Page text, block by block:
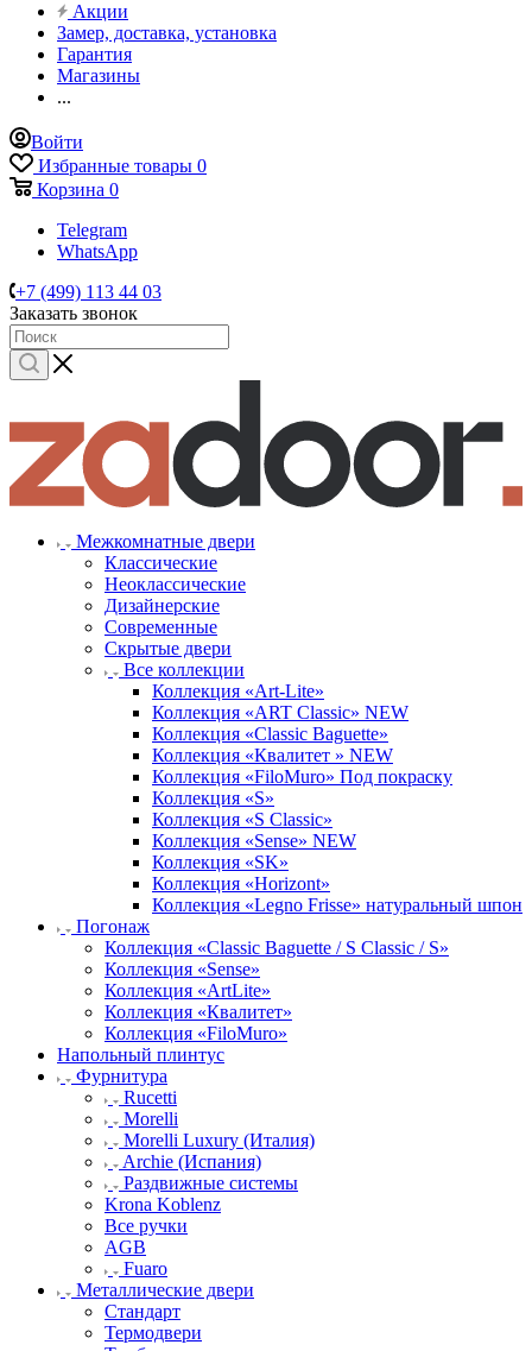
Акции
Замер, доставка, установка
Гарантия
Магазины
...
Войти
Избранные товары 0
Корзина 0
Telegram
WhatsApp
+7 (499) 113 44 03
Заказать звонок
Межкомнатные двери
Классические
Неоклассические
Дизайнерские
Современные
Скрытые двери
Все коллекции
Коллекция «Art-Lite»
Коллекция «ART Classic» NEW
Коллекция «Classic Baguette»
Коллекция «Квалитет » NEW
Коллекция «FiloMuro» Под покраску
Коллекция «S»
Коллекция «S Classic»
Коллекция «Sense» NEW
Коллекция «SK»
Коллекция «Horizont»
Коллекция «Legno Frisse» натуральный шпон
Погонаж
Коллекция «Classic Baguette / S Classic / S»
Коллекция «Sense»
Коллекция «ArtLite»
Коллекция «Квалитет»
Коллекция «FiloMuro»
Напольный плинтус
Фурнитура
Rucetti
Morelli
Morelli Luxury (Италия)
Archie (Испания)
Раздвижные системы
Krona Koblenz
Все ручки
AGB
Fuaro
Металлические двери
Стандарт
Термодвери